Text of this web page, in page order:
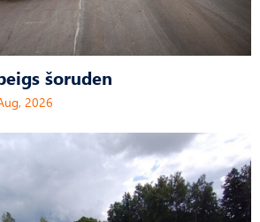
šoruden
2026